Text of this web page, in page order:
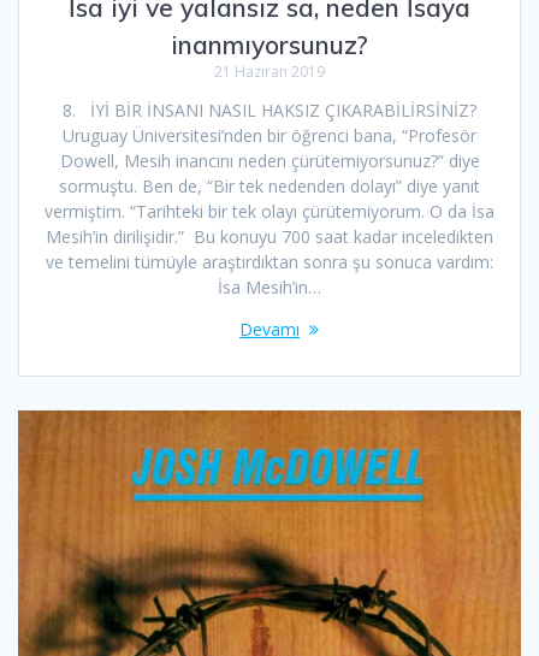
İsa iyi ve yalansız sa, neden İsaya
inanmıyorsunuz?
21 Haziran 2019
8. İYİ BİR İNSANI NASIL HAKSIZ ÇIKARABİLİRSİNİZ?
Uruguay Üniversitesi’nden bir öğrenci bana, “Profesör
Dowell, Mesih inancını neden çürütemiyorsunuz?” diye
sormuştu. Ben de, “Bir tek nedenden dolayı” diye yanıt
vermiştim. “Tarihteki bir tek olayı çürütemiyorum. O da İsa
Mesih’in dirilişidir.” Bu konuyu 700 saat kadar inceledikten
ve temelini tümüyle araştırdıktan sonra şu sonuca vardım:
İsa Mesih’in…
Devamı